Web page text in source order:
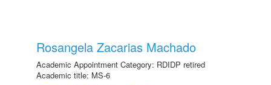
Rosangela Zacarias Machado
Academic Appointment Category: RDIDP retired
Academic title: MS-6